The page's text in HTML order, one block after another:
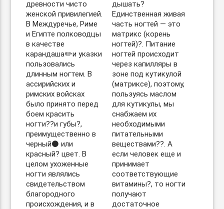
древности чисто
женской привилегией.
В Междуречье, Риме
и Египте полководцы
в качестве
карандаша✏️и указки
пользовались
длинным ногтем. В
ассирийских и
римских войсках
было принято перед
боем красить
ногти??и губы?,
преимущественно в
черный⚫️ или
красный? цвет. В
целом ухоженные
ногти являлись
свидетельством
благородного
происхождения, и в
дышать?
Единственная живая
часть ногтей — это
матрикс (корень
ногтей)?. Питание
ногтей происходит
через капилляры в
зоне под кутикулой
(матриксе), поэтому,
пользуясь маслом
для кутикулы, мы
снабжаем их
необходимыми
питательными
веществами??. А
если человек еще и
принимает
соответствующие
витамины?, то ногти
получают
достаточное